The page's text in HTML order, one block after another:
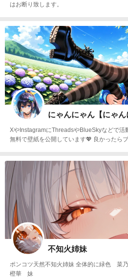
はお断り致します。
XやInstagramにThreadsやBlueSkyなどで活
無料で壁紙を公開しています💖 良かったら
不知火姉妹
ポンコツ天然不知火姉妹 全体的に緑色 菜
橙華 妹